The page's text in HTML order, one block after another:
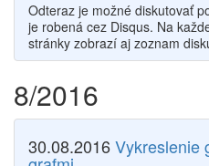
Odteraz je možné diskutovať
je robená cez Disqus. Na
stránky zobrazí aj zoznam
8/2016
30.08.2016Vykreslenie